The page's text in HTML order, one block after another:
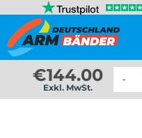
€144.00
Exkl. MwSt.